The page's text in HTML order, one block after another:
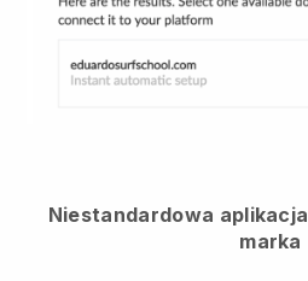
Niestandardowa
marka